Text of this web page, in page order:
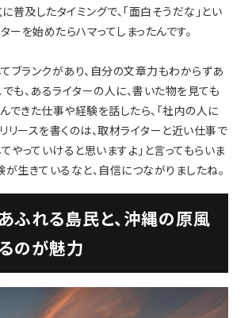
普及したタイミングで、「面白そうだな」とい
ーを始めたらハマってしまったんです。
ブランクがあり、自分の文章力もわからずあ
でも、あるライターの人に、書いた物を見ても
できた仕事や経験を話したら、「社内の人に
リースを書くのは、取材ライターと近い仕事で
やっていけると思いますよ」と言ってもらいま
が生きているなと、自信につながりましたね。
ふれる島民と、沖縄の原風
のが魅力